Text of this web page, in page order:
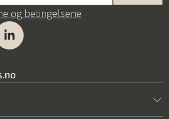
og betingelsene